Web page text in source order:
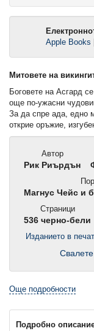
Apple Books
Митовете на
Боговете на Асгард
още по-ужасни
За да спре ада, едно
открие оръжие,
Автор
Рик Риърдън
Магнус Чейс и
Страници
536 черно-бели
Изданието в
Свалете
Още подробности
Подробно